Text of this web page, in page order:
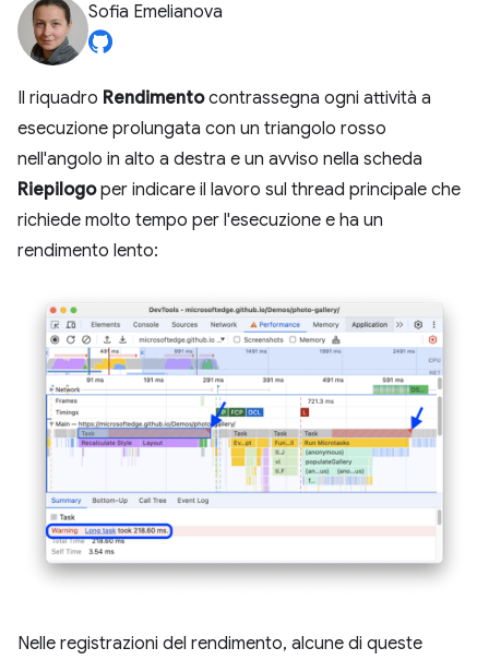
Sofia Emelianova
Il riquadro Rendimentocontrassegna ogni attività a
esecuzione prolungata con un triangolo rosso
nell'angolo in alto a destra e un avviso nella scheda
Riepilogoper indicare il lavoro sul thread principale che
richiede molto tempo per l'esecuzione e ha un
rendimento lento:
Nelle registrazioni del rendimento, alcune di queste